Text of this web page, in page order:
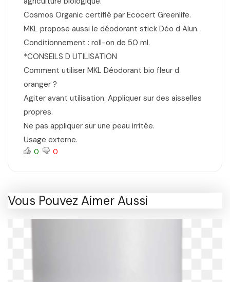
Cosmos Organic certifié par Ecocert Greenlife.
MKL propose aussi le déodorant stick Déo d Alun.
Conditionnement : roll-on de 50 ml.
*CONSEILS D UTILISATION
Comment utiliser MKL Déodorant bio fleur d
oranger ?
Agiter avant utilisation. Appliquer sur des aisselles
propres.
Ne pas appliquer sur une peau irritée.
Usage externe.
0 0
Vous Pouvez Aimer Aussi